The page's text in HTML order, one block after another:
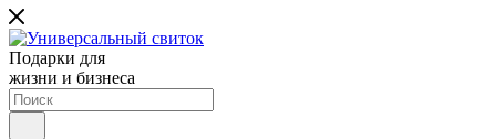
Подарки для
жизни и бизнеса